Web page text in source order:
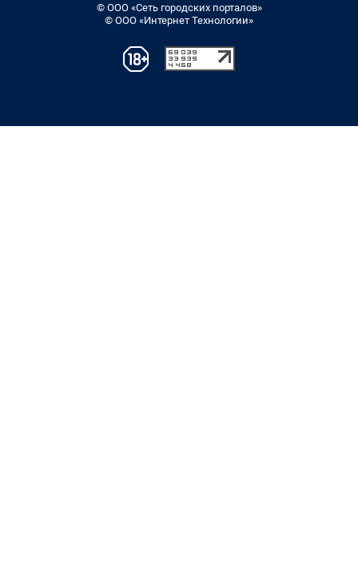
© ООО «Сеть городских порталов»
© ООО «Интернет Технологии»